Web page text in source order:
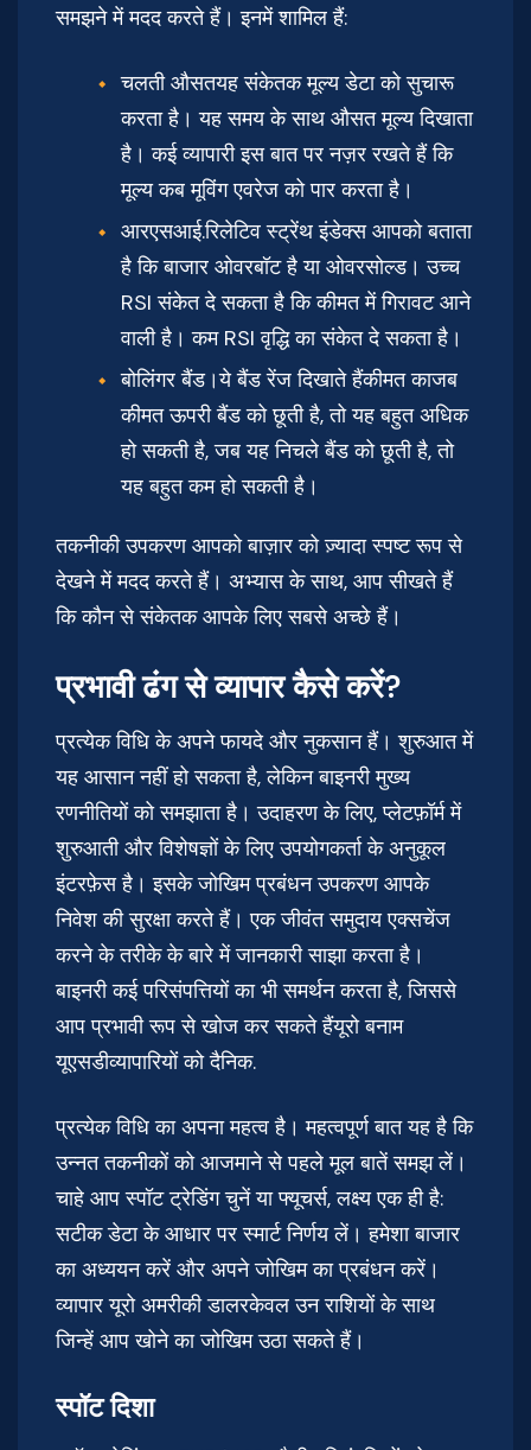
समझने में मदद करते हैं। इनमें शामिल हैं:
चलती औसतयह संकेतक मूल्य डेटा को सुचारू
करता है। यह समय के साथ औसत मूल्य दिखाता
है। कई व्यापारी इस बात पर नज़र रखते हैं कि
मूल्य कब मूविंग एवरेज को पार करता है।
आरएसआई.रिलेटिव स्ट्रेंथ इंडेक्स आपको बताता
है कि बाजार ओवरबॉट है या ओवरसोल्ड। उच्च
RSI संकेत दे सकता है कि कीमत में गिरावट आने
वाली है। कम RSI वृद्धि का संकेत दे सकता है।
बोलिंगर बैंड।ये बैंड रेंज दिखाते हैंकीमत काजब
कीमत ऊपरी बैंड को छूती है, तो यह बहुत अधिक
हो सकती है, जब यह निचले बैंड को छूती है, तो
यह बहुत कम हो सकती है।
तकनीकी उपकरण आपको बाज़ार को ज़्यादा स्पष्ट रूप से
देखने में मदद करते हैं। अभ्यास के साथ, आप सीखते हैं
कि कौन से संकेतक आपके लिए सबसे अच्छे हैं।
प्रभावी ढंग से व्यापार कैसे करें?
प्रत्येक विधि के अपने फायदे और नुकसान हैं। शुरुआत में
यह आसान नहीं हो सकता है, लेकिन बाइनरी मुख्य
रणनीतियों को समझाता है। उदाहरण के लिए, प्लेटफ़ॉर्म में
शुरुआती और विशेषज्ञों के लिए उपयोगकर्ता के अनुकूल
इंटरफ़ेस है। इसके जोखिम प्रबंधन उपकरण आपके
निवेश की सुरक्षा करते हैं। एक जीवंत समुदाय एक्सचेंज
करने के तरीके के बारे में जानकारी साझा करता है।
बाइनरी कई परिसंपत्तियों का भी समर्थन करता है, जिससे
आप प्रभावी रूप से खोज कर सकते हैंयूरो बनाम
यूएसडीव्यापारियों को दैनिक.
प्रत्येक विधि का अपना महत्व है। महत्वपूर्ण बात यह है कि
उन्नत तकनीकों को आजमाने से पहले मूल बातें समझ लें।
चाहे आप स्पॉट ट्रेडिंग चुनें या फ्यूचर्स, लक्ष्य एक ही है:
सटीक डेटा के आधार पर स्मार्ट निर्णय लें। हमेशा बाजार
का अध्ययन करें और अपने जोखिम का प्रबंधन करें।
व्यापार यूरो अमरीकी डालरकेवल उन राशियों के साथ
जिन्हें आप खोने का जोखिम उठा सकते हैं।
स्पॉट दिशा